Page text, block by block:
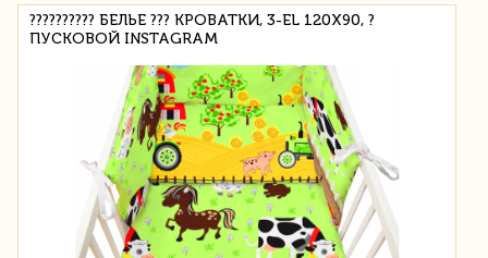
?????????? БЕЛЬЕ ??? КРОВАТКИ, 3-EL 120X90, ?
ПУСКОВОЙ INSTAGRAM